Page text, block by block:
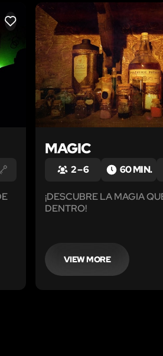
LIKE
MAGIC
2 – 6 60 MIN.
¡DESCUBRE LA MAGIA
DENTRO!
VIEW MORE